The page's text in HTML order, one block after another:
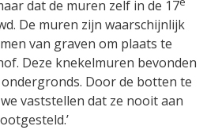
dat de muren zelf in de 17
De muren zijn waarschijnlijk
van graven om plaats te
Deze knekelmuren bevonden
Door de botten te
vaststellen dat ze nooit aan